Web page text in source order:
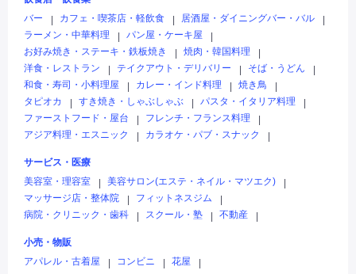
バー
カフェ・喫茶店・軽飲食 居酒屋・ダイニングバー・バル
ラーメン・中華料理
パン屋・ケーキ屋
お好み焼き・ステーキ・鉄板焼き
焼肉・韓国料理
洋食・レストラン
テイクアウト・デリバリー そば・うどん
和食・寿司・小料理屋
カレー・インド料理 焼き鳥
タピオカ
すき焼き・しゃぶしゃぶ パスタ・イタリア料理
ファーストフード・屋台
フレンチ・フランス料理
アジア料理・エスニック
カラオケ・パブ・スナック
サービス・医療
美容室・理容室
美容サロン(エステ・ネイル・マツエク)
マッサージ店・整体院
フィットネスジム
病院・クリニック・歯科
スクール・塾 不動産
小売・物販
アパレル・古着屋
コンビニ 花屋